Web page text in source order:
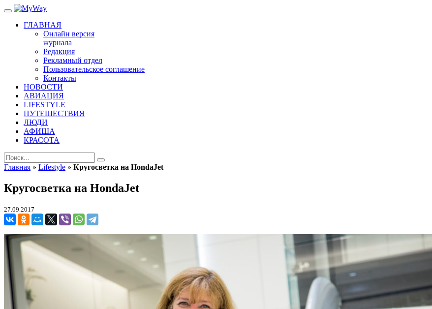
ГЛАВНАЯ
Онлайн версия
журнала
Редакция
Рекламный отдел
Пользовательское соглашение
Контакты
НОВОСТИ
АВИАЦИЯ
LIFESTYLE
ПУТЕШЕСТВИЯ
ЛЮДИ
АФИША
КРАСОТА
Главная » Lifestyle » Кругосветка на HondaJet
Кругосветка на HondaJet
27.09.2017